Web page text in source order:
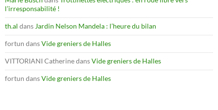
l’irresponsabilité !
th.al dans Jardin Nelson Mandela : l’heure du bilan
fortun dansVide greniers de Halles
VITTORIANI CatherinedansVide greniers de Halles
fortun dansVide greniers de Halles